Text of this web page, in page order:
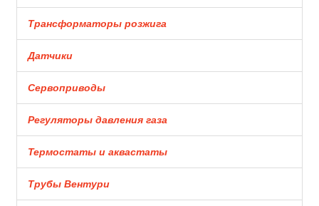
Трансформаторы розжига
Датчики
Сервоприводы
Регуляторы давления газа
Термостаты и аквастаты
Трубы Вентури